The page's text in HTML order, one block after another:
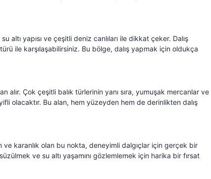
altı yapısı ve çeşitli deniz canlıları ile dikkat çeker. Dalış
ile karşılaşabilirsiniz. Bu bölge, dalış yapmak için oldukça
alır. Çok çeşitli balık türlerinin yanı sıra, yumuşak mercanlar ve
olacaktır. Bu alan, hem yüzeyden hem de derinlikten dalış
ve karanlık olan bu nokta, deneyimli dalgıçlar için gerçek bir
ve su altı yaşamını gözlemlemek için harika bir fırsat